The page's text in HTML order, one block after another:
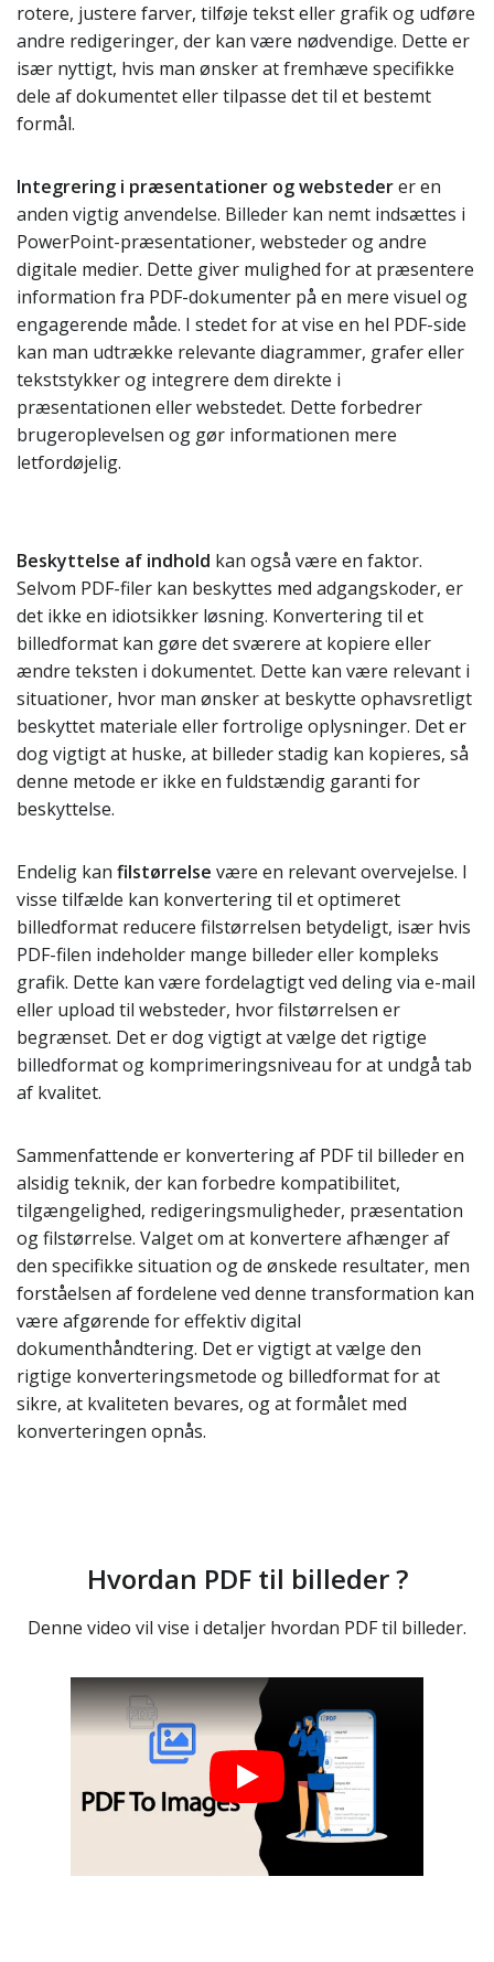
rotere, justere farver, tilføje tekst eller grafik og udføre
andre redigeringer, der kan være nødvendige. Dette er
især nyttigt, hvis man ønsker at fremhæve specifikke
dele af dokumentet eller tilpasse det til et bestemt
formål.
Integrering i præsentationer og webstederer en
anden vigtig anvendelse. Billeder kan nemt indsættes i
PowerPoint-præsentationer, websteder og andre
digitale medier. Dette giver mulighed for at præsentere
information fra PDF-dokumenter på en mere visuel og
engagerende måde. I stedet for at vise en hel PDF-side
kan man udtrække relevante diagrammer, grafer eller
tekststykker og integrere dem direkte i
præsentationen eller webstedet. Dette forbedrer
brugeroplevelsen og gør informationen mere
letfordøjelig.
Beskyttelse af indhold kan også være en faktor.
Selvom PDF-filer kan beskyttes med adgangskoder, er
det ikke en idiotsikker løsning. Konvertering til et
billedformat kan gøre det sværere at kopiere eller
ændre teksten i dokumentet. Dette kan være relevant i
situationer, hvor man ønsker at beskytte ophavsretligt
beskyttet materiale eller fortrolige oplysninger. Det er
dog vigtigt at huske, at billeder stadig kan kopieres, så
denne metode er ikke en fuldstændig garanti for
beskyttelse.
Endelig kan filstørrelse være en relevant overvejelse. I
visse tilfælde kan konvertering til et optimeret
billedformat reducere filstørrelsen betydeligt, især hvis
PDF-filen indeholder mange billeder eller kompleks
grafik. Dette kan være fordelagtigt ved deling via e-mail
eller upload til websteder, hvor filstørrelsen er
begrænset. Det er dog vigtigt at vælge det rigtige
billedformat og komprimeringsniveau for at undgå tab
af kvalitet.
Sammenfattende er konvertering af PDF til billeder en
alsidig teknik, der kan forbedre kompatibilitet,
tilgængelighed, redigeringsmuligheder, præsentation
og filstørrelse. Valget om at konvertere afhænger af
den specifikke situation og de ønskede resultater, men
forståelsen af fordelene ved denne transformation kan
være afgørende for effektiv digital
dokumenthåndtering. Det er vigtigt at vælge den
rigtige konverteringsmetode og billedformat for at
sikre, at kvaliteten bevares, og at formålet med
konverteringen opnås.
Hvordan PDF til billeder ?
Denne video vil vise i detaljer hvordan PDF til billeder.